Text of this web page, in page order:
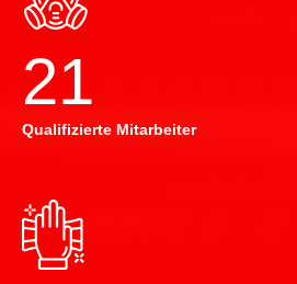
22
Qualifizierte Mitarbeiter